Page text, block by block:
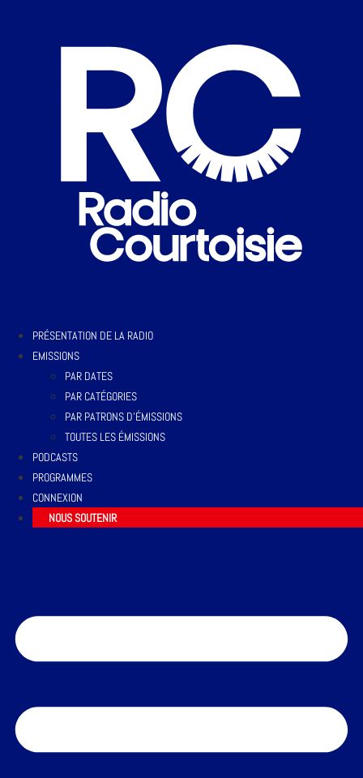
PRÉSENTATION DE LA RADIO
EMISSIONS
PAR DATES
PAR CATÉGORIES
PAR PATRONS D’ÉMISSIONS
TOUTES LES ÉMISSIONS
PODCASTS
PROGRAMMES
CONNEXION
NOUS SOUTENIR